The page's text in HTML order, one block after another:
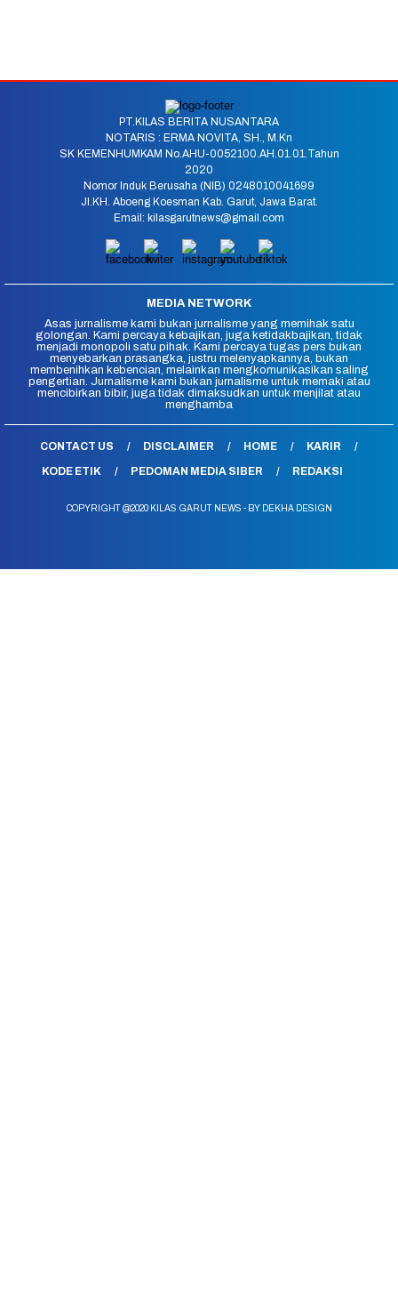
PT.KILAS BERITA NUSANTARA
NOTARIS : ERMA NOVITA, SH., M.Kn
SK KEMENHUMKAM No.AHU-0052100.AH.01.01.Tahun
2020
Nomor Induk Berusaha (NIB) 0248010041699
Jl.KH. Aboeng Koesman Kab. Garut, Jawa Barat.
Email: kilasgarutnews@gmail.com
MEDIA NETWORK
Asas jurnalisme kami bukan jurnalisme yang memihak satu
golongan. Kami percaya kebajikan, juga ketidakbajikan, tidak
menjadi monopoli satu pihak. Kami percaya tugas pers bukan
menyebarkan prasangka, justru melenyapkannya, bukan
membenihkan kebencian, melainkan mengkomunikasikan saling
pengertian. Jurnalisme kami bukan jurnalisme untuk memaki atau
mencibirkan bibir, juga tidak dimaksudkan untuk menjilat atau
menghamba
CONTACT US DISCLAIMER HOME
KARIR
KODE ETIK
PEDOMAN MEDIA SIBER REDAKSI
COPYRIGHT @2020 KILAS GARUT NEWS - BY DEKHA DESIGN